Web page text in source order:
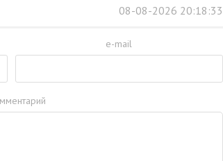
08-08-2026 20:18:33
e-mail